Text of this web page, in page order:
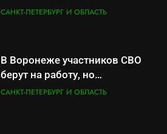
санатории Владивостока
САНКТ-ПЕТЕРБУРГ И ОБЛАСТЬ
оказывает платные услуги по
САНКТ-ПЕТЕРБУРГ И ОБЛАСТЬ
В Воронеже участников СВО
берут на работу, но
удержаться удаётся не всем
САНКТ-ПЕТЕРБУРГ И ОБЛАСТЬ